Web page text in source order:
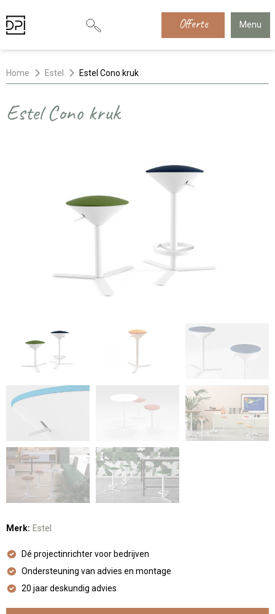
Offerte Menu
Home Estel Estel Cono kruk
Estel Cono kruk
Merk: Estel
Dé projectinrichter voor bedrijven
Ondersteuning van advies en montage
20 jaar deskundig advies